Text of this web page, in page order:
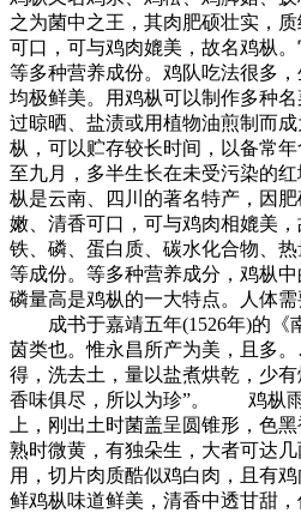
之为菌中之王，其肉肥硕壮实，
可口，可与鸡肉媲美，故名鸡枞
等多种营养成份。鸡队吃法很多
均极鲜美。用鸡枞可以制作多种
过晾晒、盐渍或用植物油煎制而
枞，可以贮存较长时间，以备常
至九月，多半生长在未受污染
枞是云南、四川的著名特产，因
嫩、清香可口，可与鸡肉相媲美，
铁、磷、蛋白质、碳水化合物、
等成份。等多种营养成分，鸡枞
磷量高是鸡枞的一大特点。人体需
成书于嘉靖五年(1526年)的《
茵类也。惟永昌所产为美，且多
得，洗去土，量以盐煮烘乾，少
香味俱尽，所以为珍”。 鸡枞雨
上，刚出土时菌盖呈圆锥形，色
熟时微黄，有独朵生，大者可达
用，切片肉质酷似鸡白肉，且有
鲜鸡枞味道鲜美，清香中透甘甜